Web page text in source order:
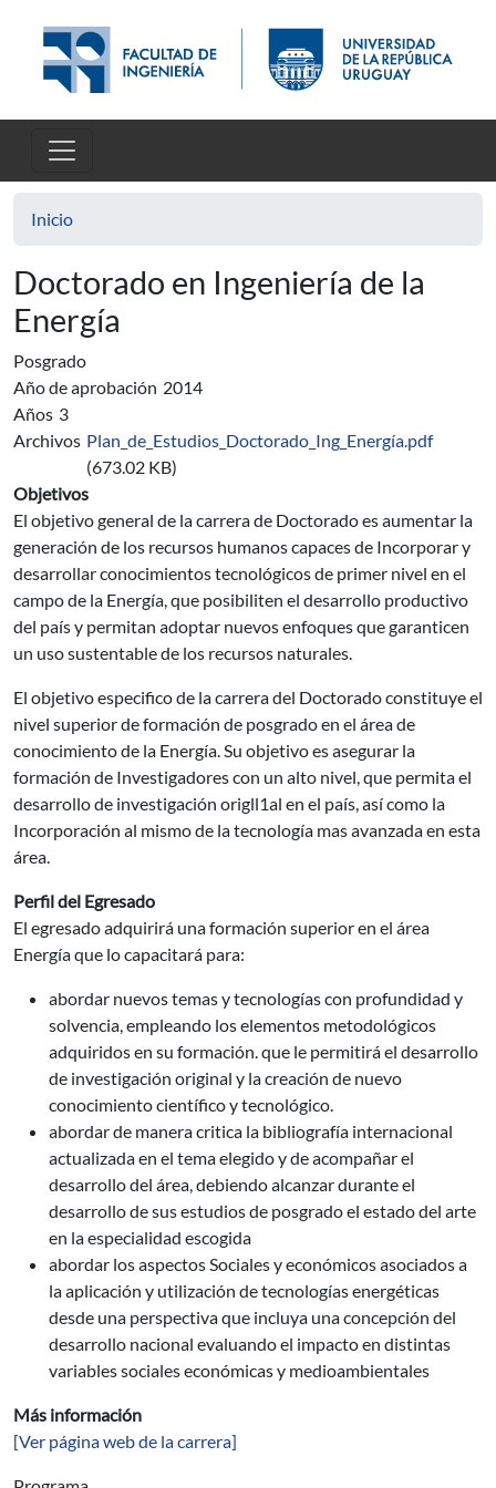
Inicio
Doctorado en Ingeniería de la
Energía
Posgrado
Año de aprobación 2014
Años 3
Archivos Plan_de_Estudios_Doctorado_Ing_Energía.pdf
(673.02 KB)
Objetivos
El objetivo general de la carrera de Doctorado es aumentar la
generación de los recursos humanos capaces de Incorporar y
desarrollar conocimientos tecnológicos de primer nivel en el
campo de la Energía, que posibiliten el desarrollo productivo
del país y permitan adoptar nuevos enfoques que garanticen
un uso sustentable de los recursos naturales.
El objetivo especifico de la carrera del Doctorado constituye el
nivel superior de formación de posgrado en el área de
conocimiento de la Energía. Su objetivo es asegurar la
formación de Investigadores con un alto nivel, que permita el
desarrollo de investigación origll1al en el país, así como la
Incorporación al mismo de la tecnología mas avanzada en esta
área.
Perfil del Egresado
El egresado adquirirá una formación superior en el área
Energía que lo capacitará para:
abordar nuevos temas y tecnologías con profundidad y
solvencia, empleando los elementos metodológicos
adquiridos en su formación. que le permitirá el desarrollo
de investigación original y la creación de nuevo
conocimiento científico y tecnológico.
abordar de manera critica la bibliografía internacional
actualizada en el tema elegido y de acompañar el
desarrollo del área, debiendo alcanzar durante el
desarrollo de sus estudios de posgrado el estado del arte
en la especialidad escogida
abordar los aspectos Sociales y económicos asociados a
la aplicación y utilización de tecnologías energéticas
desde una perspectiva que incluya una concepción del
desarrollo nacional evaluando el impacto en distintas
variables sociales económicas y medioambientales
Más información
[Ver página web de la carrera]